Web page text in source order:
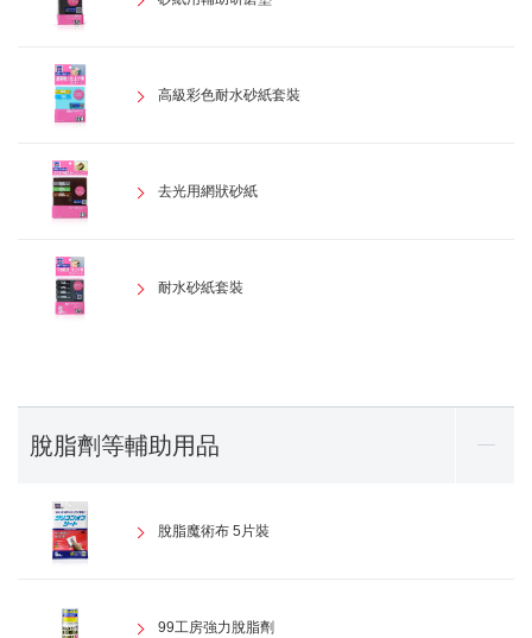
高級彩色耐水砂紙套裝
去光用網狀砂紙
耐水砂紙套裝
脫脂劑等輔助用品
脫脂魔術布 5片裝
99工房強力脫脂劑